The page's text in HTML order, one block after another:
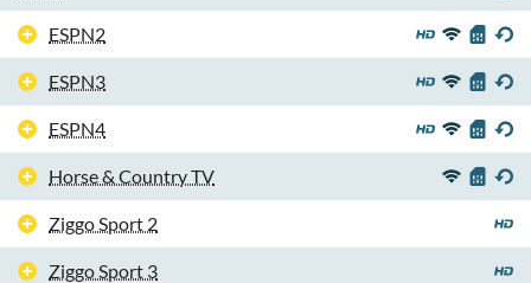
ESPN2
ESPN3
ESPN4
Horse & Country TV
Ziggo Sport 2
Ziggo Sport 3